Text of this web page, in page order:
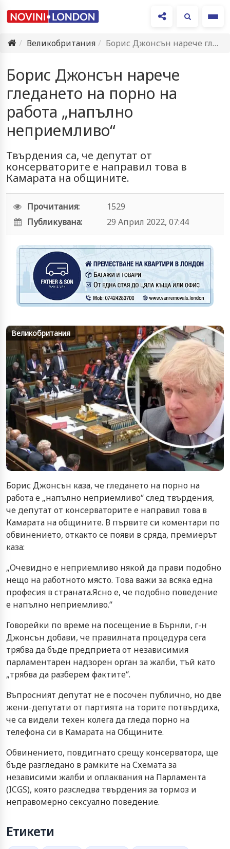
Великобритания
Борис Джонсън нарече гледането на порно на работа „напълно неприемливо“
Борис Джонсън нарече
гледането на порно на
работа „напълно
неприемливо“
Твърдения са, че депутат от
консерваторите е направил това в
Камарата на общините.
Прочитания:
1529
Публикувана:
29 Април 2022, 07:44
Великобритания
Борис Джонсън каза, че гледането на порно на
работа е „напълно неприемливо“ след твърдения,
че депутат от консерваторите е направил това в
Камарата на общините. В първите си коментари по
обвинението, откакто се появи в сряда, премиерът
каза:
„Очевидно е неприемливо някой да прави подобно
нещо на работното място. Това важи за всяка една
професия в страната.Ясно е, че подобно поведение
е напълно неприемливо.“
Говорейки по време на посещение в Бърнли, г-н
Джонсън добави, че правилната процедура сега
трябва да бъде предприета от независимия
парламентарен надзорен орган за жалби, тъй като
„трябва да разберем фактите“.
Въпросният депутат не е посочен публично, но две
жени-депутати от партията на торите потвърдиха,
че са видели техен колега да гледа порно на
телефона си в Камарата на Общините.
Обвинението, повдигнато срещу консерватора, ще
бъде разгледано в рамките на Схемата за
независими жалби и оплаквания на Парламента
(ICGS), която разследва твърдения за тормоз и
неправомерно сексуално поведение.
Етикети